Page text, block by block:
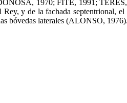
1970; FITÉ, 1991;
y de la fachada septentrional,
bóvedas laterales (ALONSO, 1976).